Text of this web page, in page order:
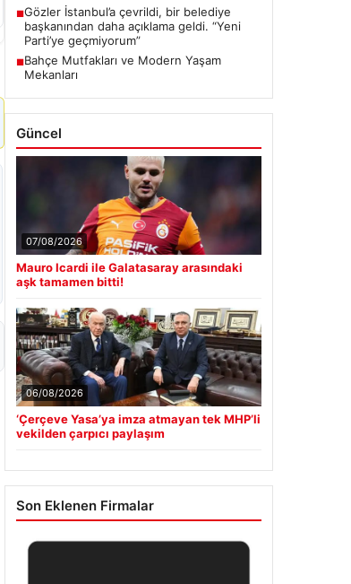
■Gözler İstanbul’a çevrildi, bir belediye
başkanından daha açıklama geldi. “Yeni
Parti’ye geçmiyorum”
■Bahçe Mutfakları ve Modern Yaşam
Mekanları
Güncel
07/08/2026
Mauro Icardi ile Galatasaray arasındaki
aşk tamamen bitti!
06/08/2026
‘Çerçeve Yasa’ya imza atmayan tek MHP’li
vekilden çarpıcı paylaşım
Son Eklenen Firmalar